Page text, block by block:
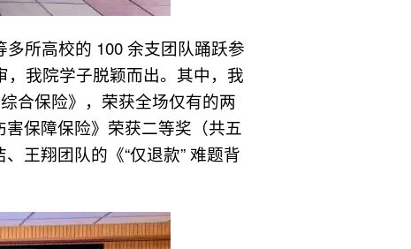
所高校的 100 余支团队踊跃参
我院学子脱颖而出。其中，我
合保险》，荣获全场仅有的两
保障保险》荣获二等奖（共五
王翔团队的《“仅退款” 难题背